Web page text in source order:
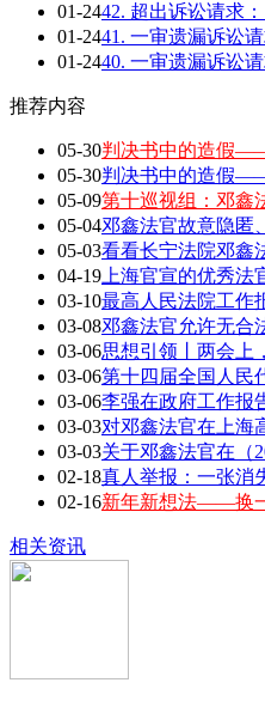
01-2442. 超出诉讼请求
01-2441. 一审遗漏诉讼
01-2440. 一审遗漏诉讼
推荐内容
05-30判决书中的造假
05-30判决书中的造假
05-09第十巡视组：邓鑫
05-04邓鑫法官故意隐匿
05-03看看长宁法院邓鑫
04-19 上海官宣的优秀
03-10最高人民法院工作
03-08邓鑫法官允许无合
03-06思想引领丨两会上
03-06第十四届全国人民
03-06李强在政府工作报
03-03对邓鑫法官在上海
03-03关于邓鑫法官在（
02-18真人举报：一张消
02-16新年新想法——换
相关资讯